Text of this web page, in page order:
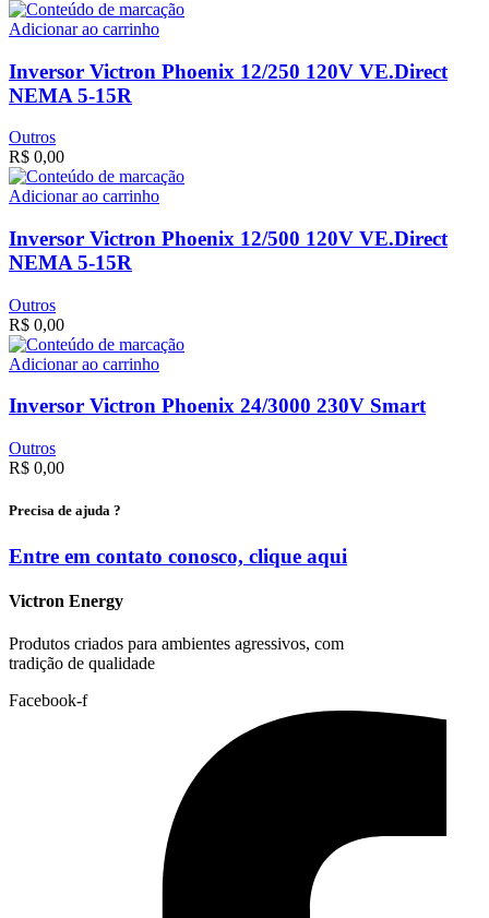
Adicionar ao carrinho
Inversor Victron Phoenix 12/250 120V VE.Direct
NEMA 5-15R
Outros
R$ 0,00
Adicionar ao carrinho
Inversor Victron Phoenix 12/500 120V VE.Direct
NEMA 5-15R
Outros
R$ 0,00
Adicionar ao carrinho
Inversor Victron Phoenix 24/3000 230V Smart
Outros
R$ 0,00
Precisa de ajuda ?
Entre em contato conosco, clique aqui
Victron Energy
Produtos criados para ambientes agressivos, com
tradição de qualidade
Facebook-f